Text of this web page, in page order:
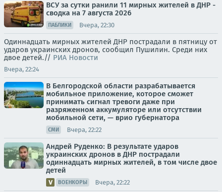
ВСУ за сутки ранили 11 мирных жителей в ДНР -
сводка на 7 августа 2026
ПАБЛИКИ Вчера, 22:30
Одиннадцать мирных жителей ДНР пострадали в пятницу от
ударов украинских дронов, сообщил Пушилин. Среди них
двое детей.// РИА Новости
Вчера, 22:24
В Белгородской области разрабатывается
мобильное приложение, которое сможет
принимать сигнал тревоги даже при
разряженном аккумуляторе или отсутствии
мобильной сети, — врио губернатора
СМИ Вчера, 22:22
Андрей Руденко: В результате ударов
украинских дронов в ДНР пострадали
одиннадцать мирных жителей, в том числе двое
детей
ВОЕНКОРЫ Вчера, 22:22